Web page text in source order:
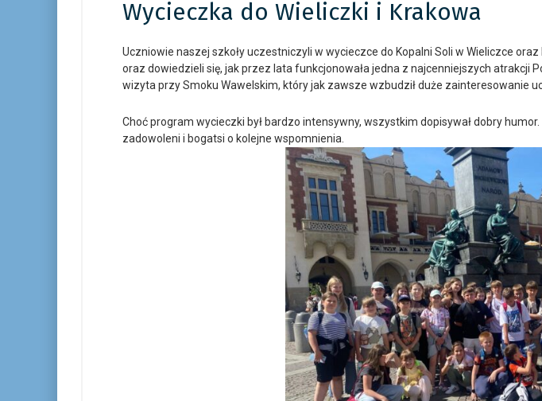
Wycieczka do Wieliczki i Krakowa
Uczniowie naszej szkoły uczestniczyli w wycieczce do Kopalni Soli w Wieliczce
oraz dowiedzieli się, jak przez lata funkcjonowała jedna z najcenniejszych atrakcji
wizyta przy Smoku Wawelskim, który jak zawsze wzbudził duże zainteresowanie
Choć program wycieczki był bardzo intensywny, wszystkim dopisywał dobry
zadowoleni i bogatsi o kolejne wspomnienia.